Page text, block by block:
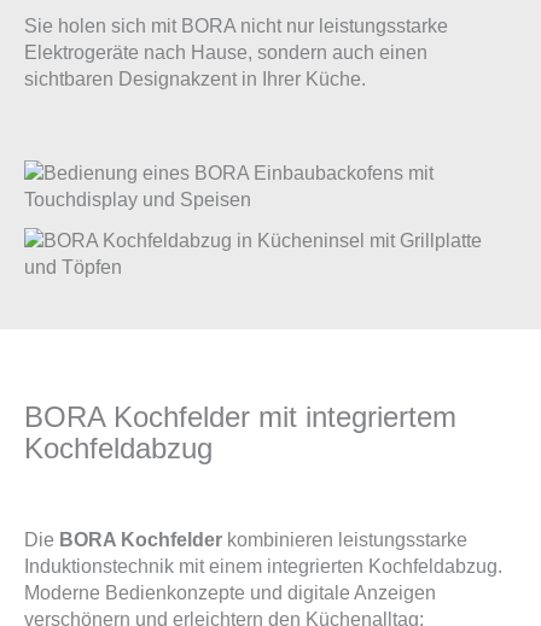
Sie holen sich mit BORA nicht nur leistungsstarke
Elektrogeräte nach Hause, sondern auch einen
sichtbaren Designakzent in Ihrer Küche.
BORA Kochfelder mit integriertem
Kochfeldabzug
Die BORA Kochfelder kombinieren leistungsstarke
Induktionstechnik mit einem integrierten Kochfeldabzug.
Moderne Bedienkonzepte und digitale Anzeigen
verschönern und erleichtern den Küchenalltag: